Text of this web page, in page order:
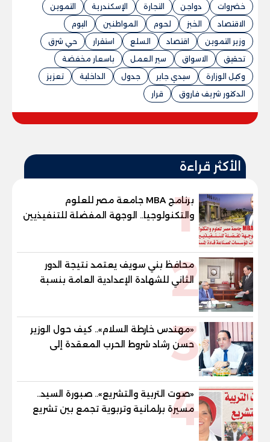
خضروات دواجن التجارة الإسكندرية
التموين
الاقتصاد
الخبز لحوم المواطنين
اليوم
وزير التموين
اقتصاد السلع استقرار
حي شرق
تحقيق
الاسواق سير العمل
باسعار مخفضة
وكيل الوزارة
سيدي جابر جدول الداخلية
تعزيز
الدكتور شريف فاروق
قرار
الأكثر قراءة
1
برنامج MBA جامعة مصر للعلوم
والتكنولوجيا.. الوجهة المفضلة للتنفيذيين
وقيادات المؤسسات لصناعة قادة
2
محافظ بني سويف يعتمد نتيجة الدور
الثاني للشهادة الإعدادية العامة بنسبة
والنور للمكفوفين
3
«مهندس خارطة السلام».. كيف حول الوزير
حسن رشاد شروط الحرب المعقدة إلى
"خارطة طريق" للانسحاب والإعمار؟
4
«صوت التربية والتشريع».. صبورة السيد..
مسيرة برلمانية وتربوية تجمع بين تشريع
القوانين وصناعة الأجيال لبناء الإنسان